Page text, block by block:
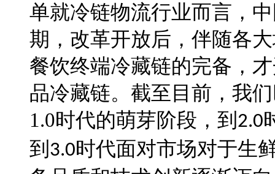
单就冷链物流行业而言，
期，改革开放后，伴随各
餐饮终端冷藏链的完备，
品冷藏链。截至目前，我们
1.0时代的萌芽阶段，到 2.0
到 3.0时代面对市场对于生